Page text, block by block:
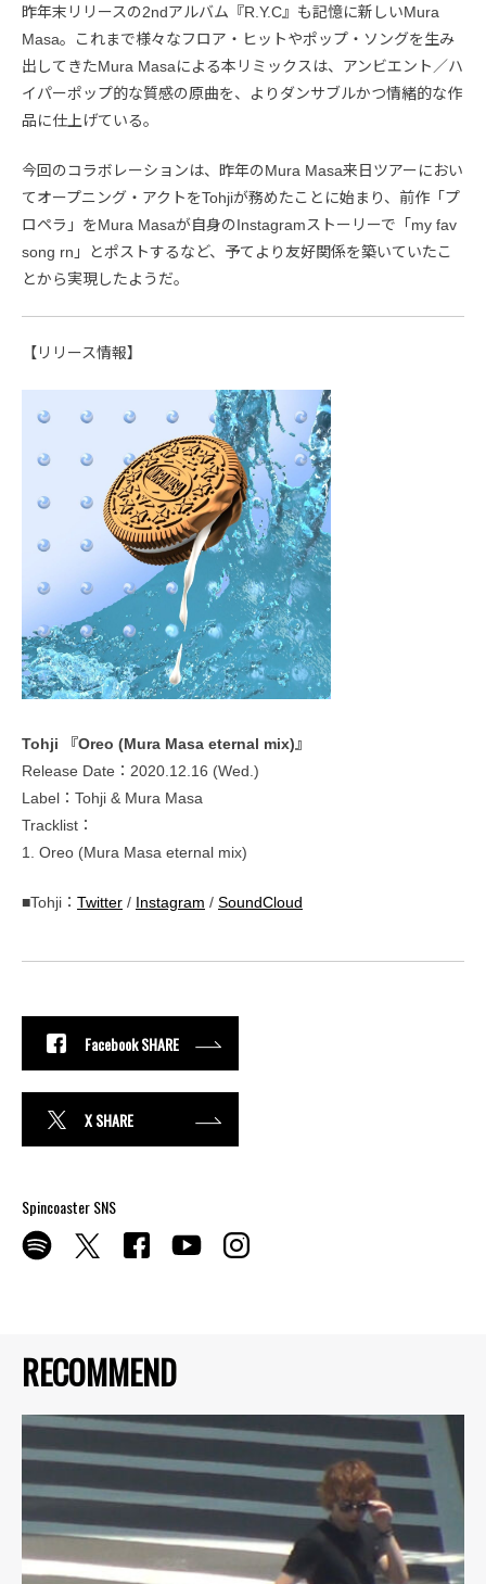
RECOMMEND
昨年末リリースの2ndアルバム『R.Y.C』も記憶に新しいMura
Masa。これまで様々なフロア・ヒットやポップ・ソングを生み
出してきたMura Masaによる本リミックスは、アンビエント／ハ
イパーポップ的な質感の原曲を、よりダンサブルかつ情緒的な作
品に仕上げている。
今回のコラボレーションは、昨年のMura Masa来日ツアーにおい
てオープニング・アクトをTohjiが務めたことに始まり、前作「プ
ロペラ」をMura Masaが自身のInstagramストーリーで「my fav
song rn」とポストするなど、予てより友好関係を築いていたこ
とから実現したようだ。
【リリース情報】
Tohji 『Oreo (Mura Masa eternal mix)』
Release Date：2020.12.16 (Wed.)
Label：Tohji & Mura Masa
Tracklist：
1. Oreo (Mura Masa eternal mix)
■Tohji： Twitter / Instagram / SoundCloud
Facebook SHARE
X SHARE
Spincoaster SNS